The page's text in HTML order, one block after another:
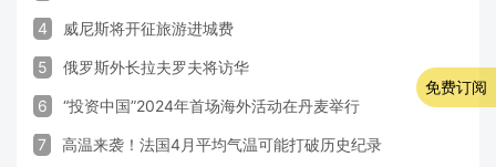
4 威尼斯将开征旅游进城费
5 俄罗斯外长拉夫罗夫将访华
6 “投资中国”2024年首场海外活动在丹麦举行
7 高温来袭！法国4月平均气温可能打破历史纪录
免费订阅